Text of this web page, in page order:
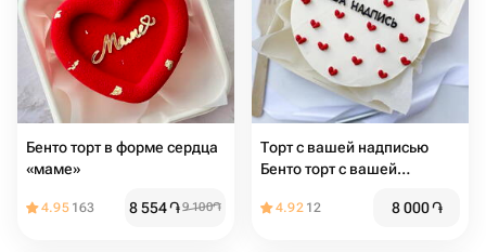
Бенто торт в форме сердца
«маме»
4.95 163 8 554֏9 100֏
Торт с вашей надписью
Бенто торт с вашей
4.92 12 8 000֏